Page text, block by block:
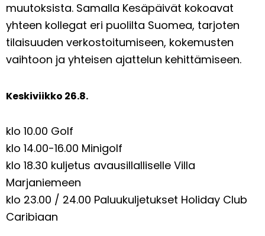
muutoksista. Samalla Kesäpäivät kokoavat
yhteen kollegat eri puolilta Suomea, tarjoten
tilaisuuden verkostoitumiseen, kokemusten
vaihtoon ja yhteisen ajattelun kehittämiseen.
Keskiviikko 26.8.
klo 10.00 Golf
klo 14.00-16.00 Minigolf
klo 18.30 kuljetus avausillalliselle Villa
Marjaniemeen
klo 23.00 / 24.00 Paluukuljetukset Holiday Club
Caribiaan